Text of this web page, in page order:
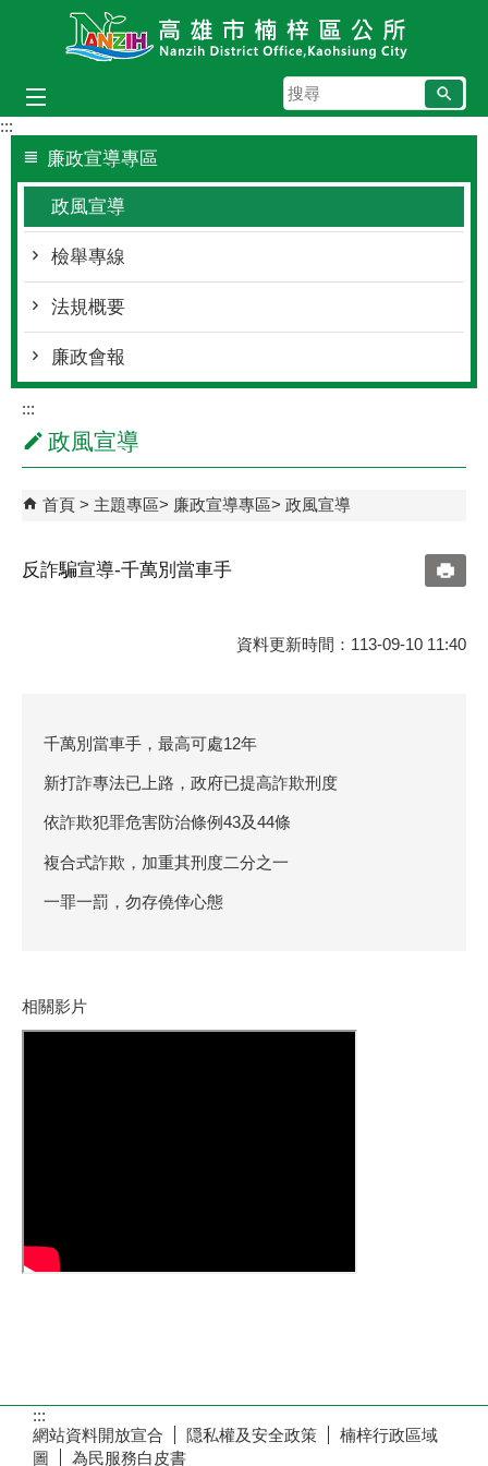
跳到主要內容區塊
搜
尋
:::
廉政宣導專區
政風宣導
檢舉專線
法規概要
廉政會報
:::
政風宣導
首頁 主題專區 廉政宣導專區 政風宣導
反詐騙宣導-千萬別當車手
資料更新時間：113-09-10 11:40
千萬別當車手，最高可處12年
新打詐專法已上路，政府已提高詐欺刑度
依詐欺犯罪危害防治條例43及44條
複合式詐欺，加重其刑度二分之一
一罪一罰，勿存僥倖心態
相關影片
:::
網站資料開放宣合
隠私權及安全政策
楠梓行政區域
圖
為民服務白皮書